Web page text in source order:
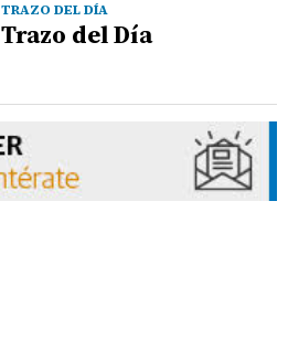
TRAZO DEL DÍA
Trazo del Día